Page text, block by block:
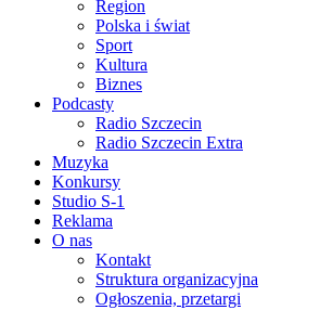
Region
Polska i świat
Sport
Kultura
Biznes
Podcasty
Radio Szczecin
Radio Szczecin Extra
Muzyka
Konkursy
Studio S-1
Reklama
O nas
Kontakt
Struktura organizacyjna
Ogłoszenia, przetargi